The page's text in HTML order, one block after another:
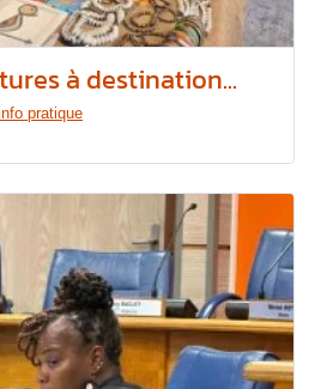
à destination...
pratique